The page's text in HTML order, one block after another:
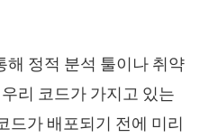
정적 분석 툴이나 취약
리 코드가 가지고 있는
드가 배포되기 전에 미리